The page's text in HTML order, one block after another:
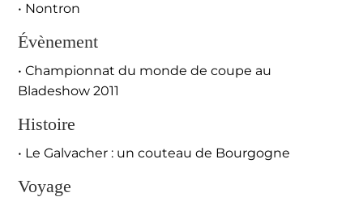
• Nontron
Évènement
• Championnat du monde de coupe au
Bladeshow 2011
Histoire
• Le Galvacher : un couteau de Bourgogne
Voyage